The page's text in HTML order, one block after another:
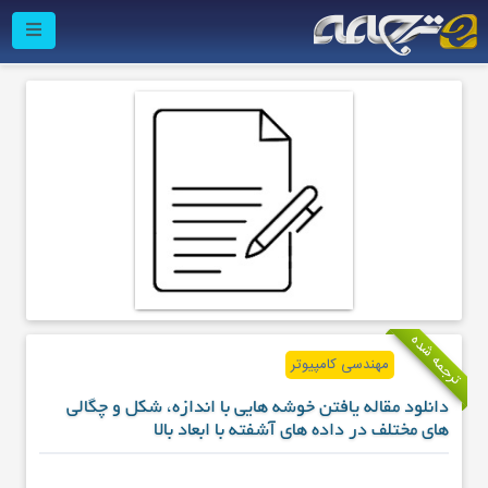
ترجمه شده مهندسی کامپیوتر
دانلود مقاله یافتن خوشه هایی با اندازه، شکل و چگالی
های مختلف در داده های آشفته با ابعاد بالا